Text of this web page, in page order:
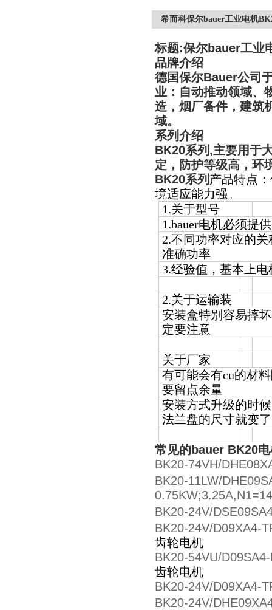
希而科保尔bauer工业电机
标题:保尔bauer工业
品牌介绍
德国保尔Bauer公司
业：自动推动领域、
造，烟厂备件，建筑
域。
系列介绍
BK20系列 ,主要用于
定，防护等级高，环
BK20系列 产品特点
境适应能力强。
1.关于型号
1.bauer电机必须提
2.不同功率对应的
准确功率
3.经验值，基本上电
2.关于运输装
安装盒特别容易摔
定要注意
关于厂家
有可能会有cu的材
要留点余量
安装方式升级的时
法兰盘的尺寸就变了
常见的 bauer BK20
BK20-74VH/
BK20-11LW/
BK20-24V/
BK20-24V/D09XA4-
齿轮电机
BK20-54VU/
齿轮电机
BK20-24V/D09XA4-
BK20-24V/